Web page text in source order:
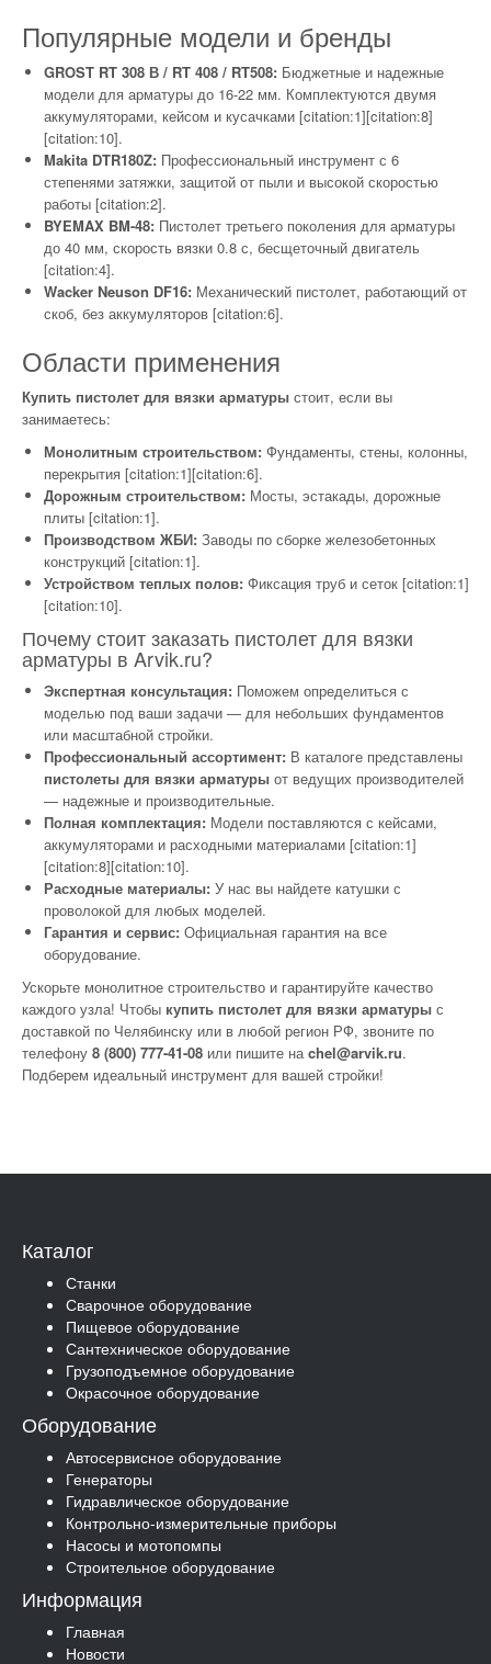
Популярные модели и бренды
GROST RT 308 В / RT 408 / RT508: Бюджетные и надежные
модели для арматуры до 16-22 мм. Комплектуются двумя
аккумуляторами, кейсом и кусачками [citation:1][citation:8]
[citation:10].
Makita DTR180Z: Профессиональный инструмент с 6
степенями затяжки, защитой от пыли и высокой скоростью
работы [citation:2].
BYEMAX BM-48: Пистолет третьего поколения для арматуры
до 40 мм, скорость вязки 0.8 с, бесщеточный двигатель
[citation:4].
Wacker Neuson DF16: Механический пистолет, работающий от
скоб, без аккумуляторов [citation:6].
Области применения
Купить пистолет для вязки арматуры стоит, если вы
занимаетесь:
Монолитным строительством: Фундаменты, стены, колонны,
перекрытия [citation:1][citation:6].
Дорожным строительством: Мосты, эстакады, дорожные
плиты [citation:1].
Производством ЖБИ: Заводы по сборке железобетонных
конструкций [citation:1].
Устройством теплых полов: Фиксация труб и сеток [citation:1]
[citation:10].
Почему стоит заказать пистолет для вязки
арматуры в Arvik.ru?
Экспертная консультация: Поможем определиться с
моделью под ваши задачи — для небольших фундаментов
или масштабной стройки.
Профессиональный ассортимент: В каталоге представлены
пистолеты для вязки арматуры от ведущих производителей
— надежные и производительные.
Полная комплектация: Модели поставляются с кейсами,
аккумуляторами и расходными материалами [citation:1]
[citation:8][citation:10].
Расходные материалы: У нас вы найдете катушки с
проволокой для любых моделей.
Гарантия и сервис: Официальная гарантия на все
оборудование.
Ускорьте монолитное строительство и гарантируйте качество
каждого узла! Чтобы купить пистолет для вязки арматуры с
доставкой по Челябинску или в любой регион РФ, звоните по
телефону 8 (800) 777-41-08 или пишите на chel@arvik.ru.
Подберем идеальный инструмент для вашей стройки!
Каталог
Станки
Сварочное оборудование
Пищевое оборудование
Сантехническое оборудование
Грузоподъемное оборудование
Окрасочное оборудование
Оборудование
Автосервисное оборудование
Генераторы
Гидравлическое оборудование
Контрольно-измерительные приборы
Насосы и мотопомпы
Строительное оборудование
Информация
Главная
Новости